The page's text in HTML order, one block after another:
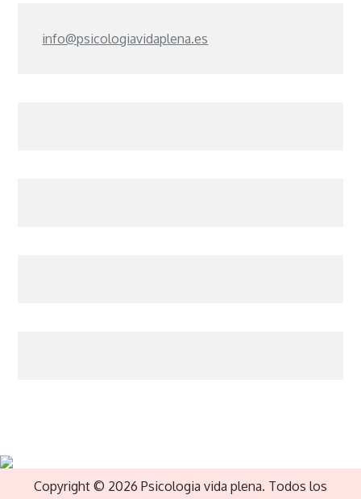
info@psicologiavidaplena.es
Copyright © 2026 Psicologia vida plena. Todos los